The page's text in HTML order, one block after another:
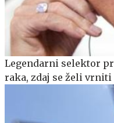
Legendarni selektor
raka, zdaj se želi vrniti